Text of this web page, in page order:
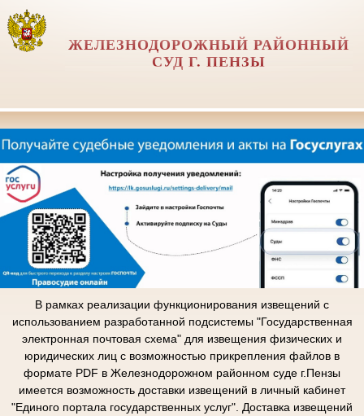
ЖЕЛЕЗНОДОРОЖНЫЙ РАЙОННЫЙ
СУД Г. ПЕНЗЫ
В рамках реализации функционирования извещений с
использованием разработанной подсистемы "Государственная
электронная почтовая схема" для извещения физических и
юридических лиц с возможностью прикрепления файлов в
формате PDF в Железнодорожном районном суде г.Пензы
имеется возможность доставки извещений в личный кабинет
"Единого портала государственных услуг". Доставка извещений